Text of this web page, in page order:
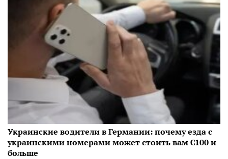
Украинские водители в Германии: почему езда с
украинскими номерами может стоить вам €100 и
больше